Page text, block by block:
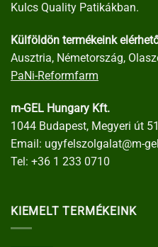
Kulcs Quality Patikákban.
Külföldön termékeink
Ausztria, Németország,
PaNi-Reformfarm
m-GEL Hungary Kft.
1044 Budapest, Megyeri út
Email: ugyfelszolgalat@m-
Tel: +36 1 233 0710
KIEMELT TERMÉKEINK